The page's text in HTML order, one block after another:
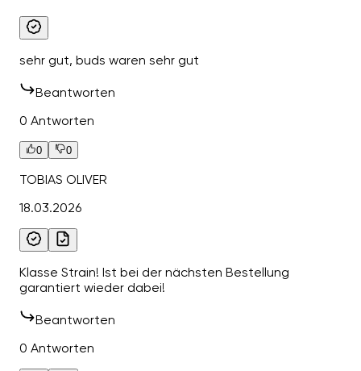
sehr gut, buds waren sehr gut
Beantworten
0 Antworten
0 0
TOBIAS OLIVER
18.03.2026
Klasse Strain! Ist bei der nächsten Bestellung
garantiert wieder dabei!
Beantworten
0 Antworten